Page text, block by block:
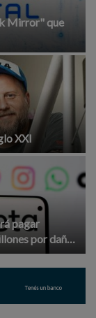
Mirror" que
XXI
pagar
por daños
el uso de
Facebook